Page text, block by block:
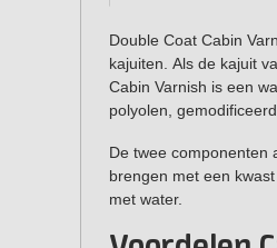
Double Coat Cabin
kajuiten. Als de kajuit
Cabin Varnish is een
polyolen,
De twee componenten
brengen met een
met water.